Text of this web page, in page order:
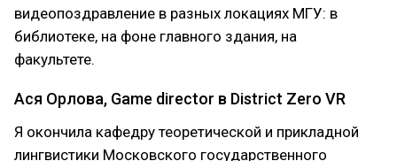
видеопоздравление в разных локациях МГУ: в
библиотеке, на фоне главного здания, на
факультете.
Ася Орлова, Game director в District Zero VR
Я окончила кафедру теоретической и прикладной
лингвистики Московского государственного